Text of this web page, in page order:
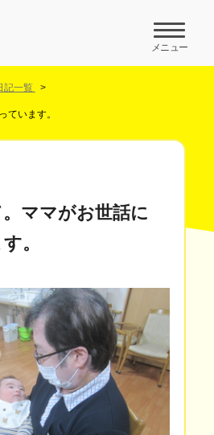
メニュー
記一覧
ています。
ママがお世話に
。